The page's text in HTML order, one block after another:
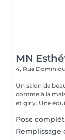
MN
4, Rue
Un salon de
comme à la maison
et girly. Une
Pose
Remplissage